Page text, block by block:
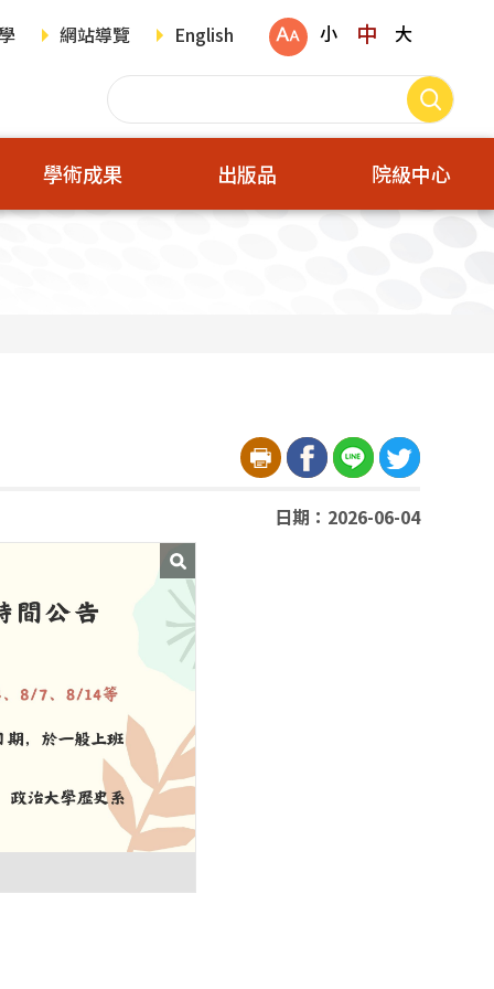
網站導覽 English 小 中 大
學術成果 出版品 院級中心
日期：2026-06-04